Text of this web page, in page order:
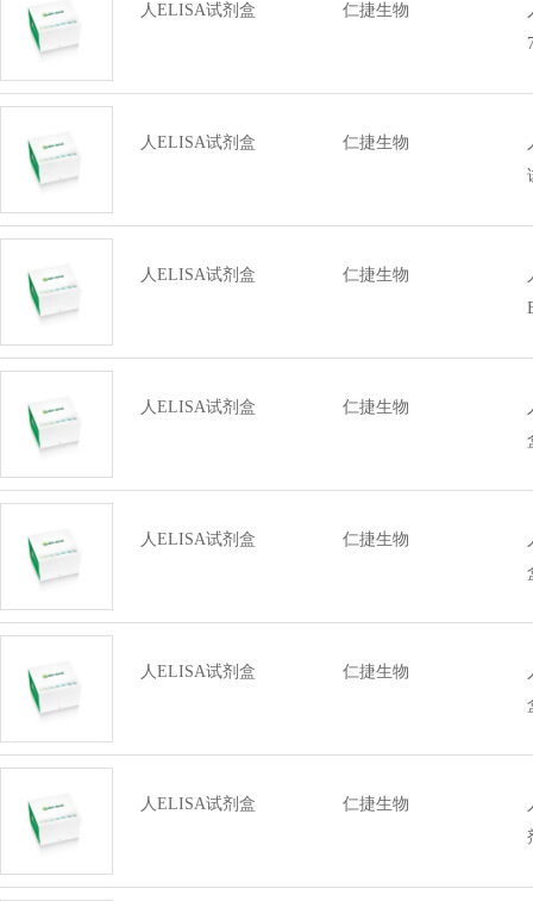
人ELISA试剂盒 仁捷生物
人ELISA试剂盒 仁捷生物
人ELISA试剂盒 仁捷生物
人ELISA试剂盒 仁捷生物
人ELISA试剂盒 仁捷生物
人ELISA试剂盒 仁捷生物
人ELISA试剂盒 仁捷生物